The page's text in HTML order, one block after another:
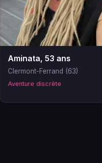
Aminata, 53 ans
Clermont-Ferrand (63)
Aventure discrète